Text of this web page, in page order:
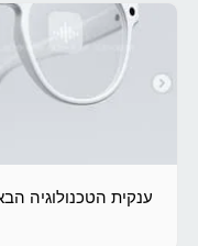
ענקית הטכנולוגיה